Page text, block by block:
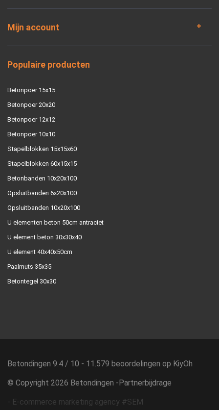
Mijn account
Populaire producten
Betonpoer 15x15
Betonpoer 20x20
Betonpoer 12x12
Betonpoer 10x10
Stapelblokken 15x15x60
Stapelblokken 60x15x15
Betonbanden 10x20x100
Opsluitbanden 6x20x100
Opsluitbanden 10x20x100
U elementen beton 50cm antraciet
U element beton 30x30x40
U element 40x40x50cm
Paalmuts 35x35
Betontegel 30x30
Betondingen 9.4 / 10 - 11.579 beoordelingen op KiyOh
© Copyright 2026 Betondingen - Partnerbijdrage
- E-commerce marketing agency #SEM